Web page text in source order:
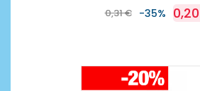
0,31 € -35%